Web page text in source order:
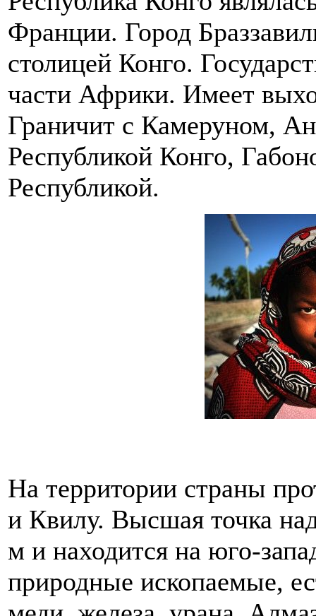
Франции. Город
столицей Конго.
части Африки. Имеет
Граничит с Камеруном,
Республикой Конго,
Республикой.
На территории страны
и Квилу. Высшая точка
м и находится на юго-
природные ископаемые,